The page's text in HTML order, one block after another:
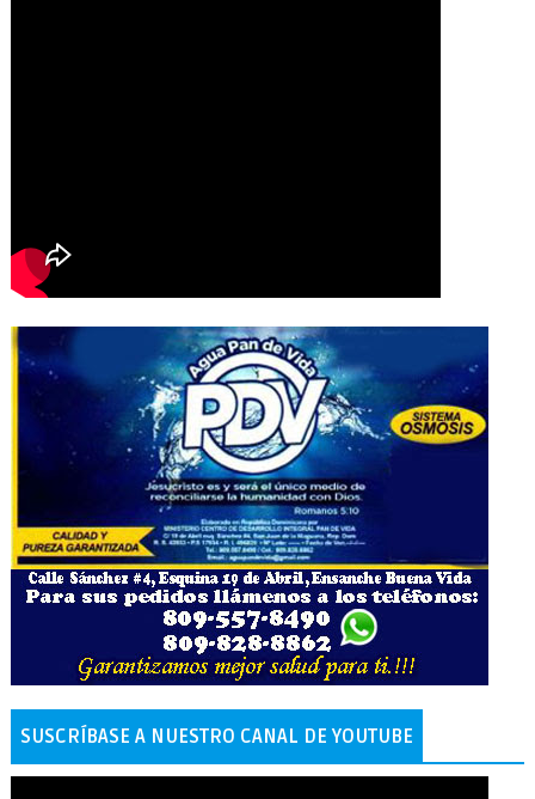
SUSCRÍBASE A NUESTRO CANAL DE YOUTUBE